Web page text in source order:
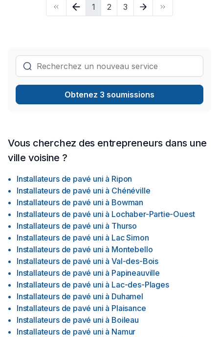
attentes. Nous sommes impatients de collaborer avec vous
pour concrétiser votre projet.
1 2 3
Obtenez 3 soumissions
Vous cherchez des entrepreneurs dans une
ville voisine ?
Installateurs de pavé uni à Ripon
Installateurs de pavé uni à Chénéville
Installateurs de pavé uni à Bowman
Installateurs de pavé uni à Lochaber-Partie-Ouest
Installateurs de pavé uni à Thurso
Installateurs de pavé uni à Lac Simon
Installateurs de pavé uni à Montebello
Installateurs de pavé uni à Val-des-Bois
Installateurs de pavé uni à Papineauville
Installateurs de pavé uni à Lac-des-Plages
Installateurs de pavé uni à Duhamel
Installateurs de pavé uni à Plaisance
Installateurs de pavé uni à Boileau
Installateurs de pavé uni à Namur